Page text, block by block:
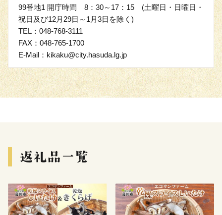
99番地1 開庁時間 8：30～17：15 (土曜日・日曜日・
祝日及び12月29日～1月3日を除く)
TEL：048-768-3111
FAX：048-765-1700
E-Mail：kikaku@city.hasuda.lg.jp